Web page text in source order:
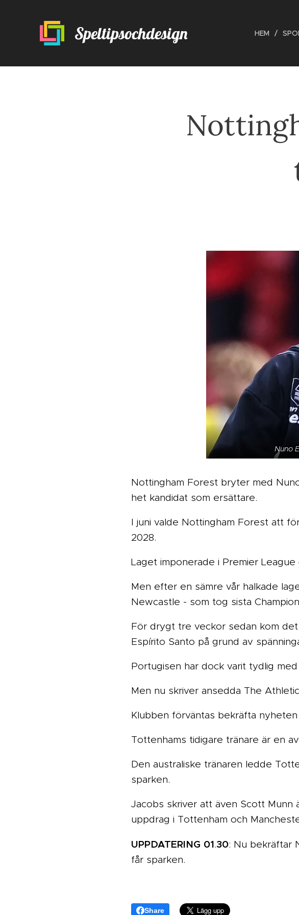
Speltipsochdesign HEM
Nuno
Nottingham Forest bryter med
het kandidat som ersättare.
I juni valde Nottingham Forest att
2028.
Laget imponerade i Premier
Men efter en sämre vår halkade
Newcastle - som tog sista
För drygt tre veckor sedan kom
Espírito Santo på grund av
Portugisen har dock varit tydlig
Men nu skriver ansedda The
Klubben förväntas bekräfta
Tottenhams tidigare tränare är en
Den australiske tränaren ledde
sparken.
Jacobs skriver att även Scott Munn
uppdrag i Tottenham och
UPPDATERING 01.30: Nu bekräftar
får sparken.
Share